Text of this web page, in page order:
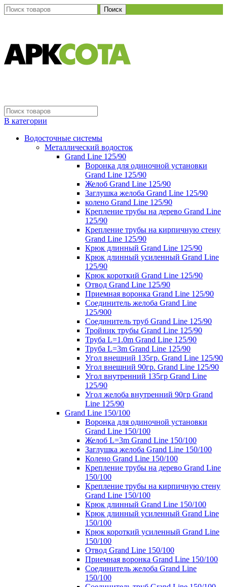
Поиск
В категории
Водосточные системы
Металлический водосток
Grand Line 125/90
Воронка для одиночной установки
Grand Line 125/90
Желоб Grand Line 125/90
Заглушка желоба Grand Line 125/90
колено Grand Line 125/90
Крепление трубы на дерево Grand Line
125/90
Крепление трубы на кирпичную стену
Grand Line 125/90
Крюк длинный Grand Line 125/90
Крюк длинный усиленный Grand Line
125/90
Крюк короткий Grand Line 125/90
Отвод Grand Line 125/90
Приемная воронка Grand Line 125/90
Соединитель желоба Grand Line
125/900
Соединитель труб Grand Line 125/90
Тройник трубы Grand Line 125/90
Труба L=1.0m Grand Line 125/90
Труба L=3m Grand Line 125/90
Угол внешний 135гр. Grand Line 125/90
Угол внешний 90гр. Grand Line 125/90
Угол внутренний 135гр Grand Line
125/90
Угол желоба внутренний 90гр Grand
Line 125/90
Grand Line 150/100
Воронка для одиночной установки
Grand Line 150/100
Желоб L=3m Grand Line 150/100
Заглушка желоба Grand Line 150/100
Колено Grand Line 150/100
Крепление трубы на дерево Grand Line
150/100
Крепление трубы на кирпичную стену
Grand Line 150/100
Крюк длинный Grand Line 150/100
Крюк длинный усиленный Grand Line
150/100
Крюк короткий усиленный Grand Line
150/100
Отвод Grand Line 150/100
Приемная воронка Grand Line 150/100
Соединитель желоба Grand Line
150/100